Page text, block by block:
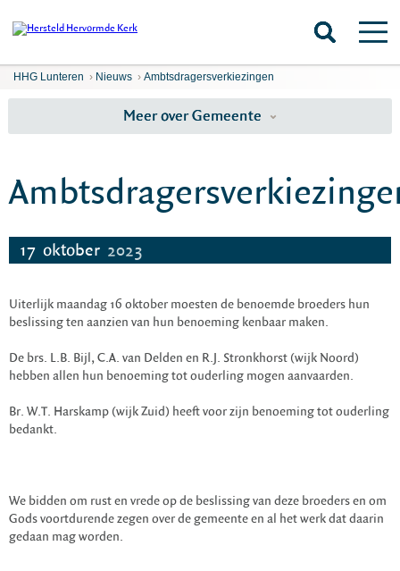
HHG Lunteren › Nieuws › Ambtsdragersverkiezingen
Meer over Gemeente
17 oktober 2023
Uiterlijk maandag 16 oktober moesten de benoemde broeders hun
beslissing ten aanzien van hun benoeming kenbaar maken.
De brs. L.B. Bijl, C.A. van Delden en R.J. Stronkhorst (wijk Noord)
hebben allen hun benoeming tot ouderling mogen aanvaarden.
Br. W.T. Harskamp (wijk Zuid) heeft voor zijn benoeming tot ouderling
bedankt.
We bidden om rust en vrede op de beslissing van deze broeders en om
Gods voortdurende zegen over de gemeente en al het werk dat daarin
gedaan mag worden.